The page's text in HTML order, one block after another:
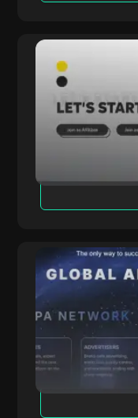
Rainmaker
các chiến dịch
vào các giải
ClickDealer
các chiến dịch
gồm thương